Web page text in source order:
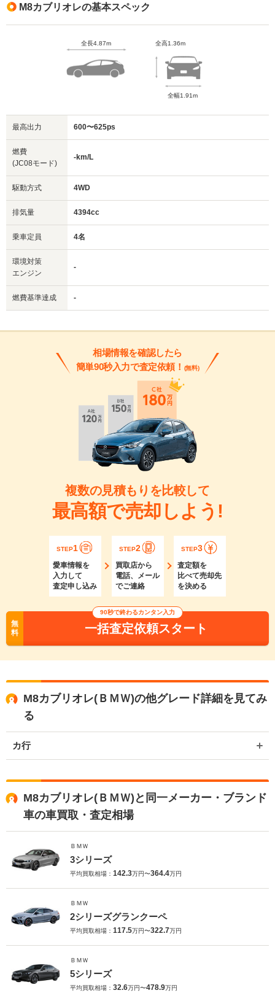
M8カブリオレの基本スペック
全長4.87m 全高1.36m
全幅1.91m
最高出力 600〜625ps
燃費
(JC08モード)
-km/L
駆動方式 4WD
排気量 4394cc
乗車定員 4名
環境対策
エンジン
-
燃費基準達成 -
相場情報を確認したら
簡単90秒入力で査定依頼！ (無料)
複数の見積もりを比較して
最高額で売却しよう!
STEP1
愛車情報を
入力して
査定申し込み
STEP2
買取店から
電話、メール
でご連絡
STEP3
査定額を
比べて売却先
を決める
無
料
90秒で終わるカンタン入力
一括査定依頼スタート
M8カブリオレ(ＢＭＷ)の他グレード詳細を見てみ
る
カ行
M8カブリオレ(ＢＭＷ)と同一メーカー・ブランド
車の車買取・査定相場
ＢＭＷ
3シリーズ
平均買取相場： 142.3万円〜364.4万円
ＢＭＷ
2シリーズグランクーペ
平均買取相場： 117.5万円〜322.7万円
ＢＭＷ
5シリーズ
平均買取相場： 32.6万円〜478.9万円